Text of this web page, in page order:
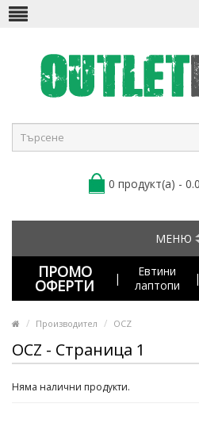
0 продукт(а) -
МЕНЮ
ПРОМО
ОФЕРТИ |
Евтини
лаптопи
|
Производител OCZ
OCZ - Страница 1
Няма налични продукти.